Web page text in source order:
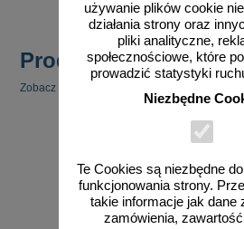
używanie plików cookie
działania strony oraz
pliki analityczne,
społecznościowe, które
prowadzić statystyki
Niezbędne
Te Cookies są niezbędne
funkcjonowania strony.
takie informacje jak dane
zamówienia,
Produkty popularne
Zobacz inne popularne produkty w tej